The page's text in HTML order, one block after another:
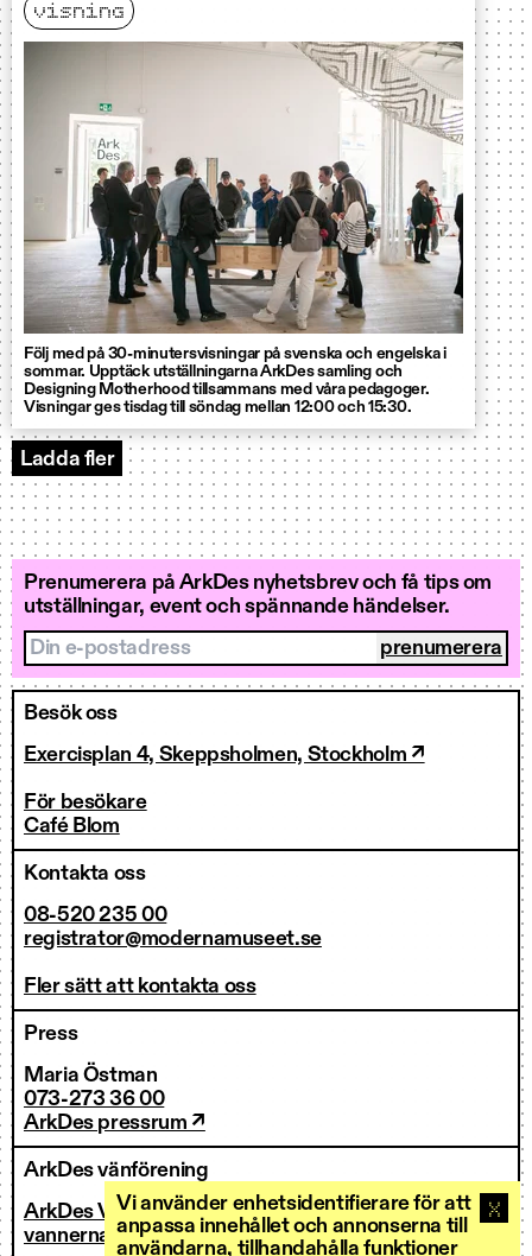
Vi använder enhetsidentifierare för att
anpassa innehållet och annonserna till
användarna, tillhandahålla funktioner
visning
Följ med på 30-minutersvisningar på svenska och engelska i
sommar. Upptäck utställningarna ArkDes samling och
Designing Motherhood tillsammans med våra pedagoger.
Visningar ges tisdag till söndag mellan 12:00 och 15:30.
Ladda fler
Event
Prenumerera på ArkDes nyhetsbrev och få tips om
utställningar, event och spännande händelser.
Din e-postadress
Besök oss
Exercisplan 4, Skeppsholmen, Stockholm ↗
För besökare
Café Blom
Kontakta oss
08-520 235 00
registrator@modernamuseet.se
Fler sätt att kontakta oss
Press
Maria Östman
073-273 36 00
ArkDes pressrum ↗
ArkDes vänförening
ArkDes Vänner
vannerna@arkdes.se